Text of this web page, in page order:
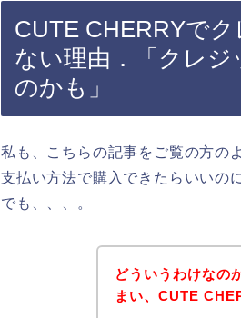
CUTE CHERRYで
ない理由．「クレ
のかも」
私も、こちらの記事をご覧の方の
支払い方法で購入できたらいいの
でも、、、。
どういうわけなの
まい、CUTE